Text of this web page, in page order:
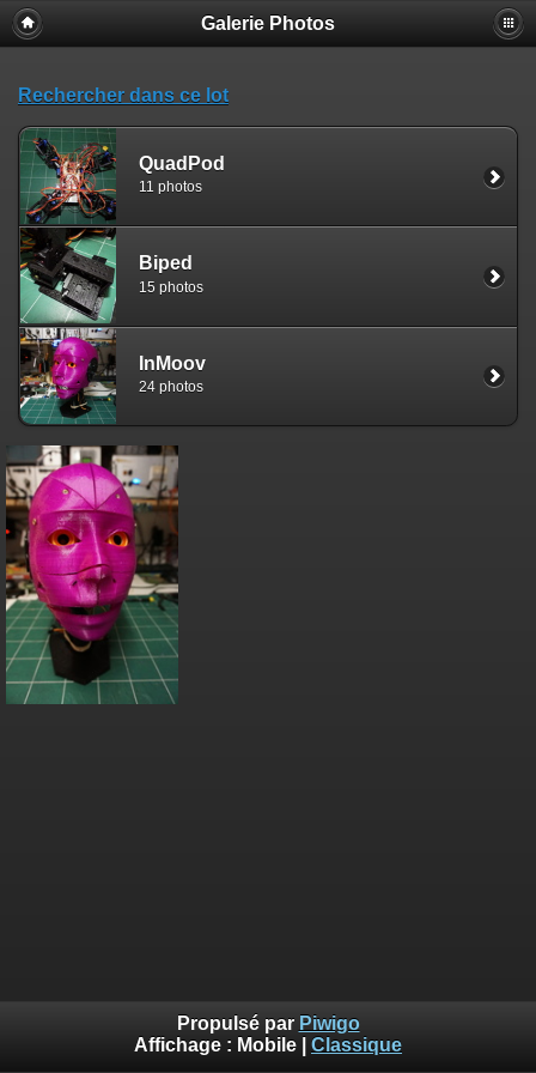
Galerie Photos
Rechercher dans ce lot
QuadPod
11 photos
Biped
15 photos
InMoov
24 photos
Propulsé par Piwigo
Affichage : Mobile Classique